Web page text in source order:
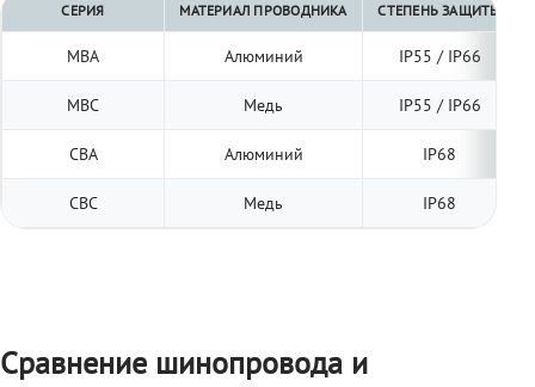
СЕРИЯ МАТЕРИАЛ ПРОВОДНИКА СТЕПЕНЬ ЗАЩИТЫ
МВА Алюминий IP55 / IP66
МВС Медь IP55 / IP66
СВА Алюминий IP68
СВС Медь IP68
Сравнение шинопровода и